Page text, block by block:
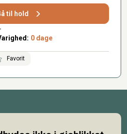
til hold
0 dage
Favorit